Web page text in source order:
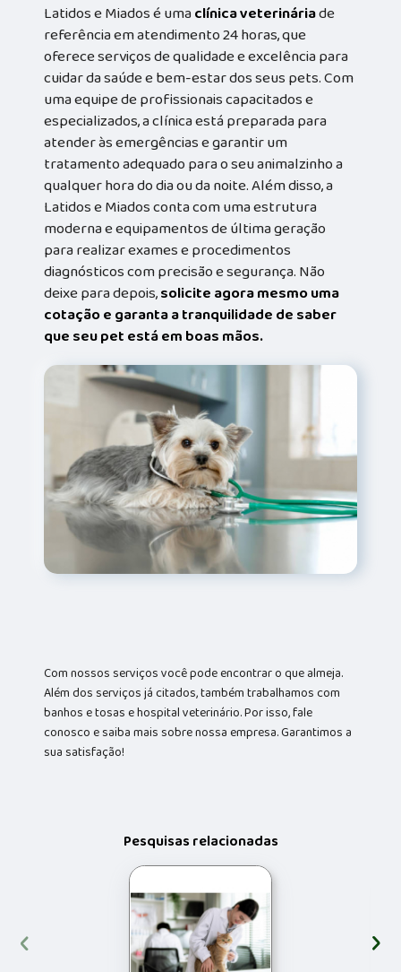
Latidos e Miados é umaclínica veterináriade
referência em atendimento 24 horas, que
oferece serviços de qualidade e excelência para
cuidar da saúde e bem-estar dos seus pets. Com
uma equipe de profissionais capacitados e
especializados, a clínica está preparada para
atender às emergências e garantir um
tratamento adequado para o seu animalzinho a
qualquer hora do dia ou da noite. Além disso, a
Latidos e Miados conta com uma estrutura
moderna e equipamentos de última geração
para realizar exames e procedimentos
diagnósticos com precisão e segurança. Não
deixe para depois,solicite agora mesmo uma
cotação e garanta a tranquilidade de saber
que seu pet está em boas mãos.
Com nossos serviços você pode encontrar o que almeja.
Além dos serviços já citados, também trabalhamos com
banhos e tosas e hospital veterinário. Por isso, fale
conosco e saiba mais sobre nossa empresa. Garantimos a
sua satisfação!
Pesquisas relacionadas
‹ ›